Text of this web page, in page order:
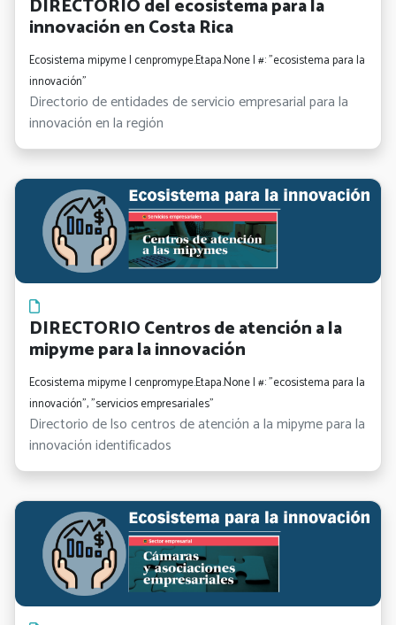
DIRECTORIO del ecosistema para la
innovación en Costa Rica
Ecosistema mipyme | cenpromype.Etapa.None | #: "ecosistema para la
innovación"
Directorio de entidades de servicio empresarial para la
innovación en la región
DIRECTORIO Centros de atención a la
mipyme para la innovación
Ecosistema mipyme | cenpromype.Etapa.None | #: "ecosistema para la
innovación", "servicios empresariales"
Directorio de lso centros de atención a la mipyme para la
innovación identificados